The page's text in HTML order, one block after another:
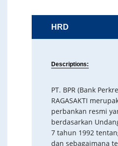
HRD
Descriptions:
PT. BPR (Bank
RAGASAKTI
perbankan resmi
berdasarkan
7 tahun 1992
dan sebagaimana